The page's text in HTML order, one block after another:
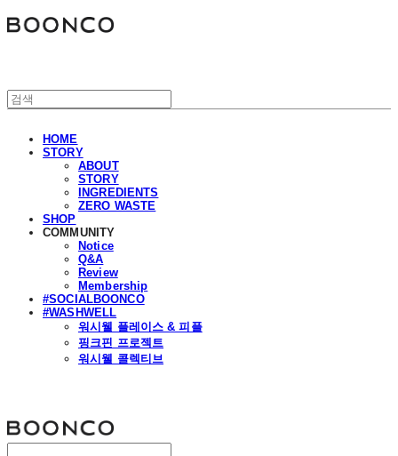
HOME
STORY
ABOUT
STORY
INGREDIENTS
ZERO WASTE
SHOP
COMMUNITY
Notice
Q&A
Review
Membership
#SOCIALBOONCO
#WASHWELL
워시웰 플레이스 & 피플
핑크핀 프로젝트
워시웰 콜렉티브